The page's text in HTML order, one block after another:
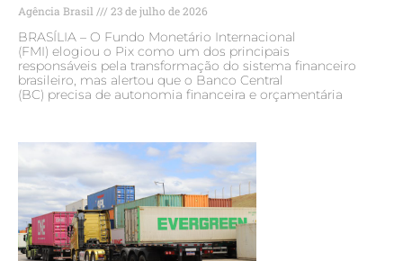
Agência Brasil 23 de julho de 2026
BRASÍLIA – O Fundo Monetário Internacional
(FMI) elogiou o Pix como um dos principais
responsáveis pela transformação do sistema financeiro
brasileiro, mas alertou que o Banco Central
(BC) precisa de autonomia financeira e orçamentária